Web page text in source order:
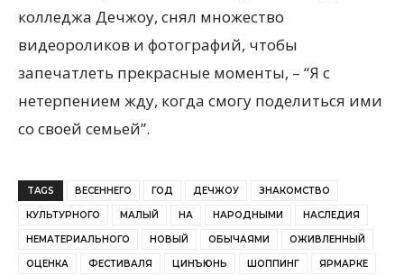
колледжа Дечжоу, снял множество
видеороликов и фотографий, чтобы
запечатлеть прекрасные моменты, – “Я с
нетерпением жду, когда смогу поделиться ими
со своей семьей”.
TAGS ВЕСЕННЕГО ГОД ДЕЧЖОУ ЗНАКОМСТВО
КУЛЬТУРНОГО МАЛЫЙ НА НАРОДНЫМИ НАСЛЕДИЯ
НЕМАТЕРИАЛЬНОГО НОВЫЙ ОБЫЧАЯМИ ОЖИВЛЕННЫЙ
ОЦЕНКА ФЕСТИВАЛЯ ЦИНЪЮНЬ ШОППИНГ ЯРМАРКЕ